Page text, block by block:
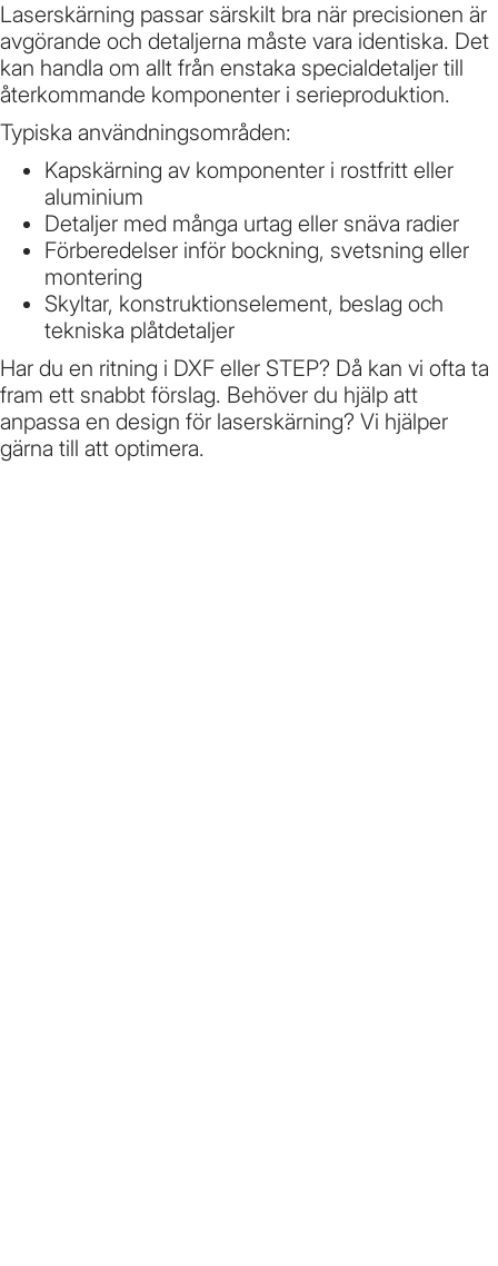
Laserskärning passar särskilt bra när precisionen är
avgörande och detaljerna måste vara identiska. Det
kan handla om allt från enstaka specialdetaljer till
återkommande komponenter i serieproduktion.
Typiska användningsområden:
Kapskärning av komponenter i rostfritt eller
aluminium
Detaljer med många urtag eller snäva radier
Förberedelser inför bockning, svetsning eller
montering
Skyltar, konstruktionselement, beslag och
tekniska plåtdetaljer
Har du en ritning i DXF eller STEP? Då kan vi ofta ta
fram ett snabbt förslag. Behöver du hjälp att
anpassa en design för laserskärning? Vi hjälper
gärna till att optimera.